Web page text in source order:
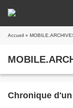
Accueil »
Chronique